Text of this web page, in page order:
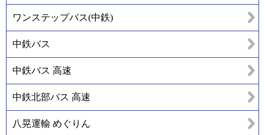
ワンステップバス(中鉄)
中鉄バス
中鉄バス 高速
中鉄北部バス 高速
八晃運輸 めぐりん